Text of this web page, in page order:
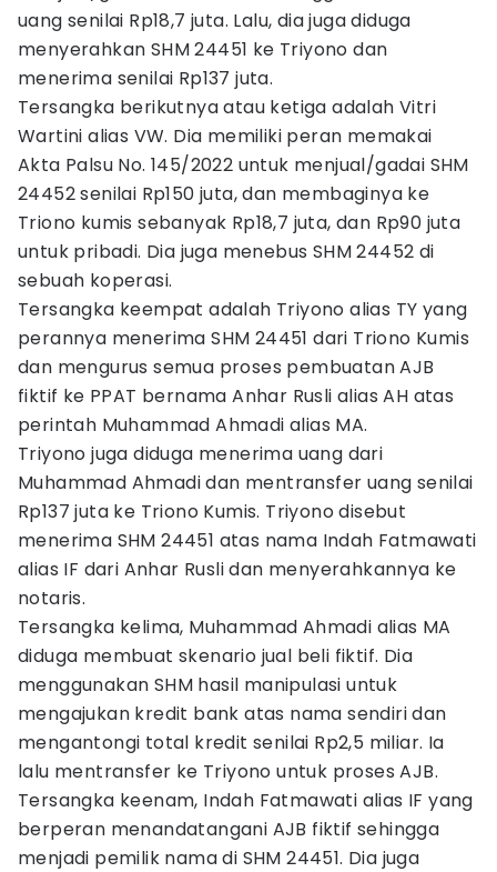
uang senilai Rp18,7 juta. Lalu, dia juga diduga
menyerahkan SHM 24451 ke Triyono dan
menerima senilai Rp137 juta.
Tersangka berikutnya atau ketiga adalah Vitri
Wartini alias VW. Dia memiliki peran memakai
Akta Palsu No. 145/2022 untuk menjual/gadai SHM
24452 senilai Rp150 juta, dan membaginya ke
Triono kumis sebanyak Rp18,7 juta, dan Rp90 juta
untuk pribadi. Dia juga menebus SHM 24452 di
sebuah koperasi.
Tersangka keempat adalah Triyono alias TY yang
perannya menerima SHM 24451 dari Triono Kumis
dan mengurus semua proses pembuatan AJB
fiktif ke PPAT bernama Anhar Rusli alias AH atas
perintah Muhammad Ahmadi alias MA.
Triyono juga diduga menerima uang dari
Muhammad Ahmadi dan mentransfer uang senilai
Rp137 juta ke Triono Kumis. Triyono disebut
menerima SHM 24451 atas nama Indah Fatmawati
alias IF dari Anhar Rusli dan menyerahkannya ke
notaris.
Tersangka kelima, Muhammad Ahmadi alias MA
diduga membuat skenario jual beli fiktif. Dia
menggunakan SHM hasil manipulasi untuk
mengajukan kredit bank atas nama sendiri dan
mengantongi total kredit senilai Rp2,5 miliar. Ia
lalu mentransfer ke Triyono untuk proses AJB.
Tersangka keenam, Indah Fatmawati alias IF yang
berperan menandatangani AJB fiktif sehingga
menjadi pemilik nama di SHM 24451. Dia juga